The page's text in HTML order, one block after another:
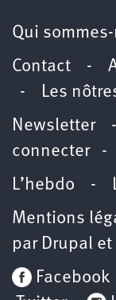
Qui
Contact -
- Les
Newsletter
connecter-
L’hebdo -
Mentions
par Drupal et
Facebook